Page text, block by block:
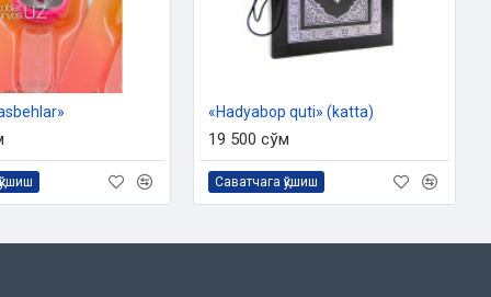
«Hadyabop quti» (katta)
19 500 сўм
Саватчага қўшиш